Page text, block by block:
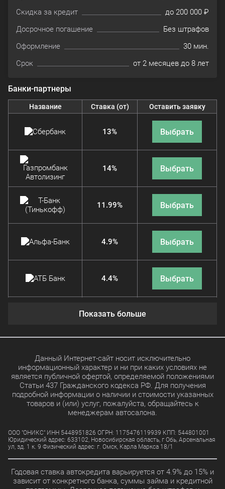
Скидка за кредит
до 200 000 ₽
Досрочное погашение
Без штрафов
Оформление
30 мин.
Срок
от 2 месяцев до 8 лет
Банки-партнеры
Название Ставка (от) Оставить заявку
13% Выбрать
14% Выбрать
11.99% Выбрать
4.9% Выбрать
4.4% Выбрать
11.9%
15.8% Выбрать
10.99% Выбрать
Показать больше
Данный Интернет-сайт носит исключительно
информационный характер и ни при каких условиях не
является публичной офертой, определяемой положениями
Статьи 437 Гражданского кодекса РФ. Для получения
подробной информации о наличии и стоимости указанных
товаров и (или) услуг, пожалуйста, обращайтесь к
менеджерам автосалона.
ООО "ОНИКС" ИНН 5448951826 ОГРН: 1175476119939 КПП: 544801001
Юридический адрес: 633102, Новосибирская область, г Обь, Арсенальная
ул, зд. 1 к. 9 Физический адрес: г. Омск, Карла Маркса 18/1
Годовая ставка автокредита варьируется от 4.9% до 15% и
зависит от конкретного банка, суммы займа и кредитной